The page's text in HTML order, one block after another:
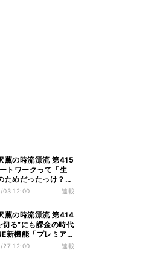
薫の時流漂流 第415
トワークって「生
ためだったっけ？
宅勤務廃止で考え
03 12:00 連載
薫の時流漂流 第414
切る”にも課金の時代
新機能「プレミア
ク」が好評
27 12:00 連載